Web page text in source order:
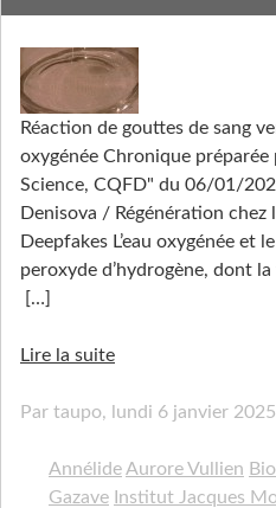
Réaction de gouttes de sang
oxygénée Chronique préparée
Science, CQFD" du 06/01/
Denisova / Régénération chez
Deepfakes L’eau oxygénée et
peroxyde d’hydrogène, dont
[…]
Lire la suite
Par taupo, lundi 6 janvier 2025
Annélide Aurore Vullien
Gazave Institut Jacques